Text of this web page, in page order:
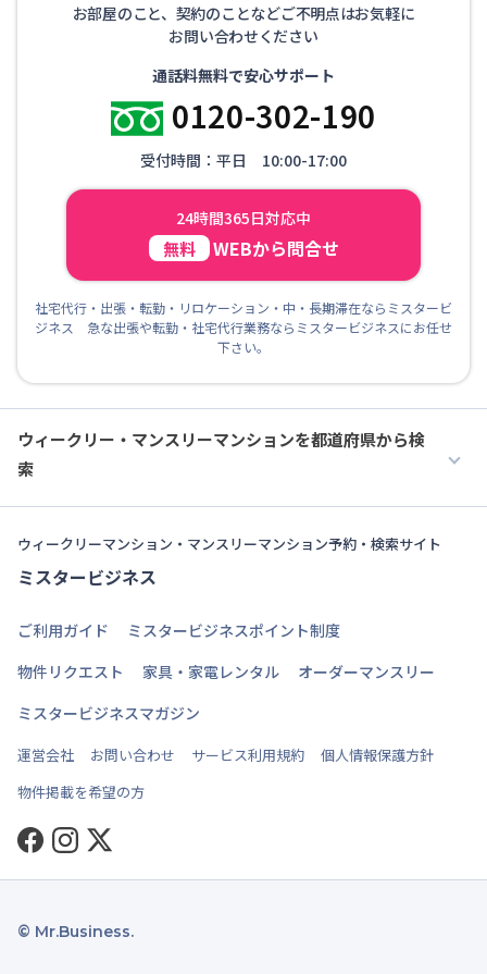
お部屋のこと、契約のことなどご不明点はお気軽に
お問い合わせください
通話料無料で安心サポート
0120-302-190
受付時間：平日 10:00-17:00
24時間365日対応中
無料 WEBから問合せ
社宅代行・出張・転勤・リロケーション・中・長期滞在ならミスタービ
ジネス 急な出張や転勤・社宅代行業務ならミスタービジネスにお任せ
下さい。
ウィークリー・マンスリーマンションを都道府県から検
索
ウィークリーマンション・マンスリーマンション予約・検索サイト
ミスタービジネス
ご利用ガイド
ミスタービジネスポイント制度
物件リクエスト
家具・家電レンタル
オーダーマンスリー
ミスタービジネスマガジン
運営会社 お問い合わせ サービス利用規約
個人情報保護方針
物件掲載を希望の方
Facebook
Instagram
Twitter
© Mr.Business.